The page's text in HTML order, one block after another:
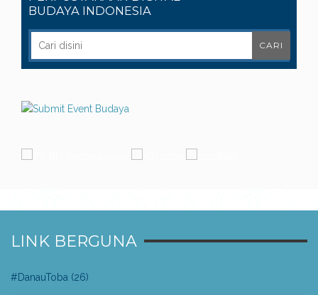
BUDAYA INDONESIA
LINK BERGUNA
#DanauToba (26)